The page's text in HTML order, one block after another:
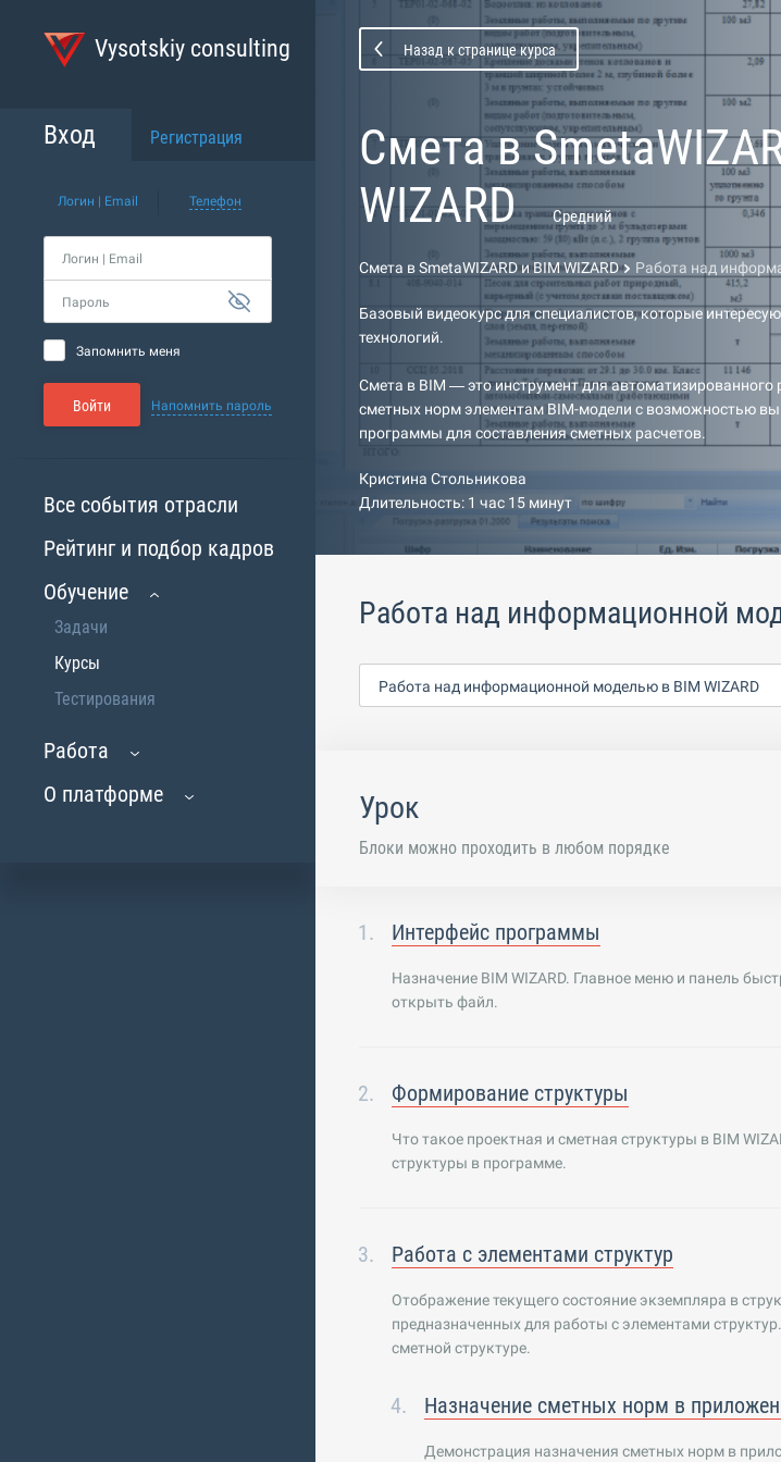
Vysotskiy consulting
Вход Регистрация
Логин | Email Телефон
Логин | Email
Пароль
Запомнить меня
Войти Напомнить пароль
Все события отрасли
Рейтинг и подбор кадров
Обучение
Задачи
Курсы
Тестирования
Работа
О платформе
Назад к странице курса
Cмета в
WIZARD
Средний
Cмета в SmetaWIZARD и BIM WIZARD Работа над
Базовый видеокурс для специалистов, которые
технологий.
Cмета в BIM — это инструмент для автоматизированного
сметных норм элементам BIM-модели с возможностью
программы для составления сметных расчетов.
Кристина Стольникова
Длительность: 1 час 15 минут
Работа над информационной
Работа над информационной моделью в BIM WIZARD
Урок
Блоки можно проходить в любом порядке
Интерфейс программы
Назначение BIM WIZARD. Главное меню и панель
открыть файл.
Формирование структуры
Что такое проектная и сметная структуры в BIM
структуры в программе.
Работа с элементами структур
Отображение текущего состояние экземпляра в
предназначенных для работы с элементами
сметной структуре.
Назначение сметных норм в
Демонстрация назначения сметных норм в